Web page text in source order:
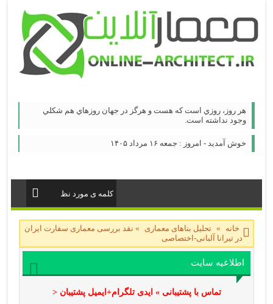
هر روز، روزي است كه هست و هرگز در جهان روزهاي هم شكلي
وجود نداشته است.
خوش آمدید - امروز : جمعه ۱۶ مرداد ۱۴۰۵
خانه » تحلیل بناهای معماری » نقد بررسی معماری سفارت ایران
در تیرانا آلبانی-اختصاصی
اطلاعیه سایت
تماس با پشتیبانی » ایدی تلگرام+ایمیل پشتیبان <